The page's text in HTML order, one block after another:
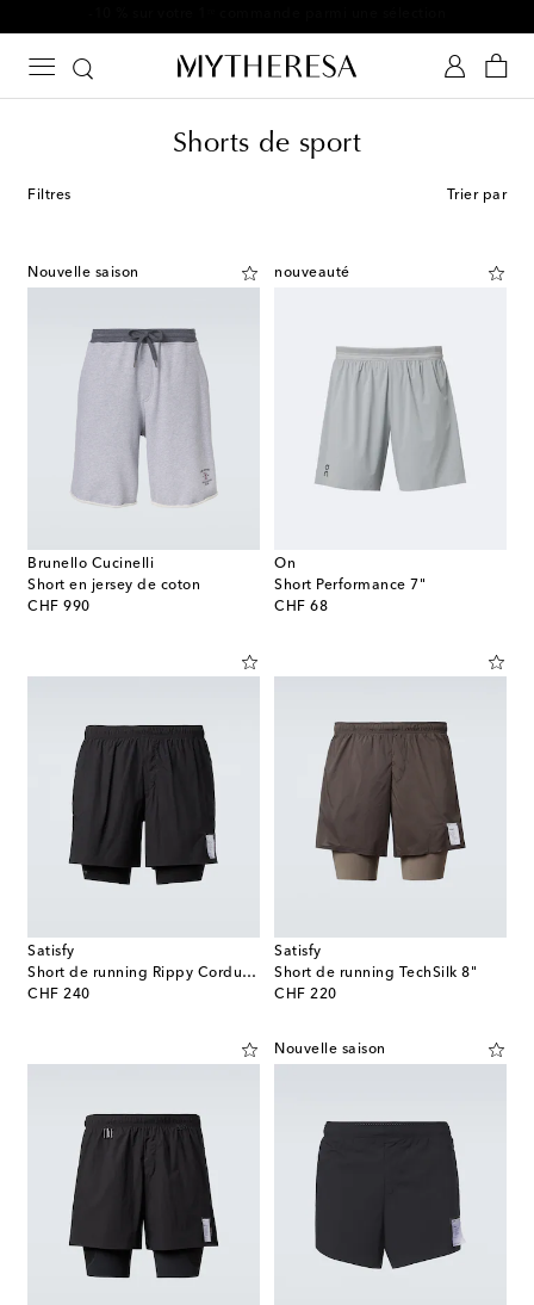
Shorts de sport
Filtres Trier par
Nouvelle saison
Brunello Cucinelli
Short en jersey de coton
CHF 990
original price
nouveauté
On
Short Performance 7"
CHF 68
original price
Satisfy
Short de running Rippy Cordura 5''
CHF 240
original price
Satisfy
Short de running TechSilk 8"
CHF 220
original price
Nouvelle saison